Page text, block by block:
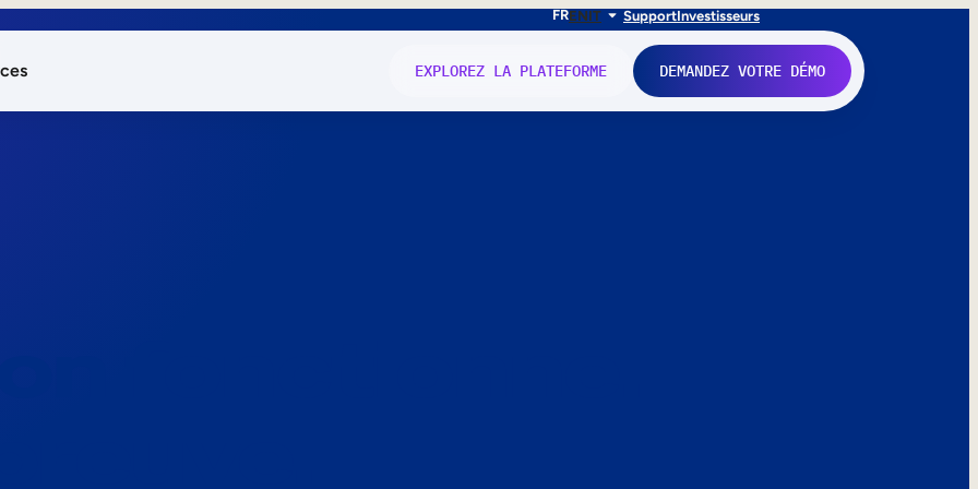
FRENIT SupportInvestisseurs
EXPLOREZ LA PLATEFORME DEMANDEZ VOTRE DÉMO